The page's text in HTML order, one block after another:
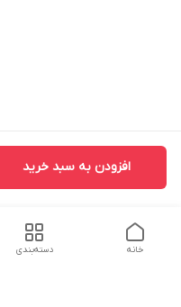
افزودن به سبد خرید
دسته‌بندی خانه